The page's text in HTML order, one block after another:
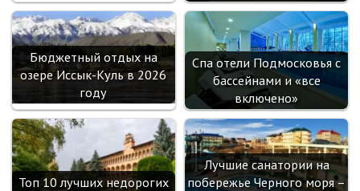
Бюджетный отдых на
озере Иссык-Куль в 2026
году
Спа отели Подмосковья с
бассейнами и «все
включено»
Топ 10 лучших недорогих
Лучшие санатории на
побережье Черного моря –